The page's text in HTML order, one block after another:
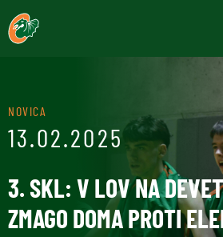
NOVICA
13.02.2025
3. SKL: V LOV NA
ZMAGO DOMA PROTI